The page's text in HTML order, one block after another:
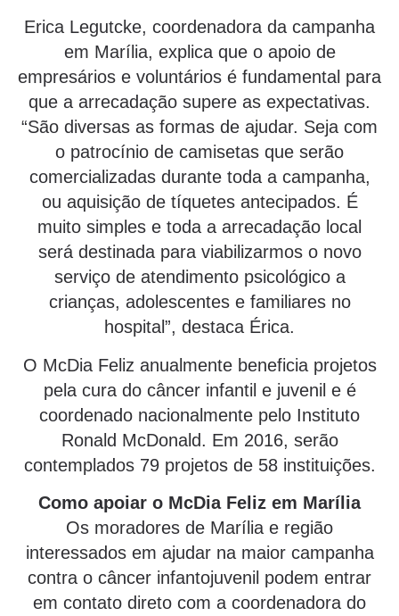
Erica Legutcke, coordenadora da campanha
em Marília, explica que o apoio de
empresários e voluntários é fundamental para
que a arrecadação supere as expectativas.
“São diversas as formas de ajudar. Seja com
o patrocínio de camisetas que serão
comercializadas durante toda a campanha,
ou aquisição de tíquetes antecipados. É
muito simples e toda a arrecadação local
será destinada para viabilizarmos o novo
serviço de atendimento psicológico a
crianças, adolescentes e familiares no
hospital”, destaca Érica.
O McDia Feliz anualmente beneficia projetos
pela cura do câncer infantil e juvenil e é
coordenado nacionalmente pelo Instituto
Ronald McDonald. Em 2016, serão
contemplados 79 projetos de 58 instituições.
Como apoiar o McDia Feliz em Marília
Os moradores de Marília e região
interessados em ajudar na maior campanha
contra o câncer infantojuvenil podem entrar
em contato direto com a coordenadora do